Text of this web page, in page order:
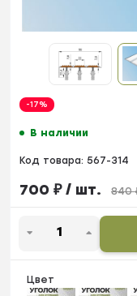
-17%
В наличии
Код товара: 567-314
700 ₽/ шт. 840
Цвет